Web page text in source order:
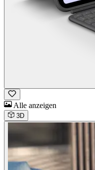
Alle anzeigen
3D